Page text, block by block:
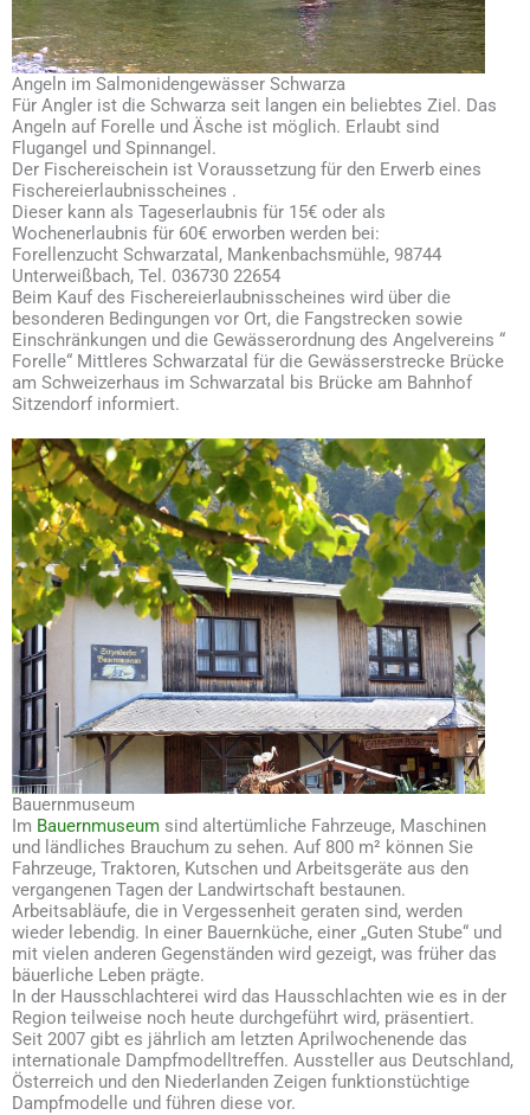
Angeln im Salmonidengewässer Schwarza
Für Angler ist die Schwarza seit langen ein beliebtes Ziel. Das
Angeln auf Forelle und Äsche ist möglich. Erlaubt sind
Flugangel und Spinnangel.
Der Fischereischein ist Voraussetzung für den Erwerb eines
Fischereierlaubnisscheines .
Dieser kann als Tageserlaubnis für 15€ oder als
Wochenerlaubnis für 60€ erworben werden bei:
Forellenzucht Schwarzatal, Mankenbachsmühle, 98744
Unterweißbach, Tel. 036730 22654
Beim Kauf des Fischereierlaubnisscheines wird über die
besonderen Bedingungen vor Ort, die Fangstrecken sowie
Einschränkungen und die Gewässerordnung des Angelvereins “
Forelle“ Mittleres Schwarzatal für die Gewässerstrecke Brücke
am Schweizerhaus im Schwarzatal bis Brücke am Bahnhof
Sitzendorf informiert.
Bauernmuseum
Im Bauernmuseum sind altertümliche Fahrzeuge, Maschinen
und ländliches Brauchum zu sehen. Auf 800 m² können Sie
Fahrzeuge, Traktoren, Kutschen und Arbeitsgeräte aus den
vergangenen Tagen der Landwirtschaft bestaunen.
Arbeitsabläufe, die in Vergessenheit geraten sind, werden
wieder lebendig. In einer Bauernküche, einer „Guten Stube“ und
mit vielen anderen Gegenständen wird gezeigt, was früher das
bäuerliche Leben prägte.
In der Hausschlachterei wird das Hausschlachten wie es in der
Region teilweise noch heute durchgeführt wird, präsentiert.
Seit 2007 gibt es jährlich am letzten Aprilwochenende das
internationale Dampfmodelltreffen. Aussteller aus Deutschland,
Österreich und den Niederlanden Zeigen funktionstüchtige
Dampfmodelle und führen diese vor.